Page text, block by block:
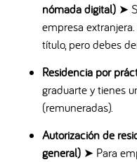
nómada digital) ➤
empresa
título, pero debes
Residencia por
graduarte y tienes
(remuneradas).
Autorización de
general) ➤ Para